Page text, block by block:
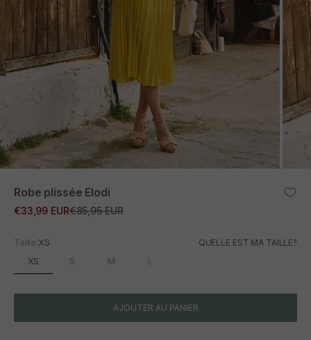
Robe plissée Elodi
Prix promotionnel
€33,99 EURPrix normal
€85,95 EUR
Taille:XS QUELLE EST MA TAILLE?
XS S M L
AJOUTER AU PANIER